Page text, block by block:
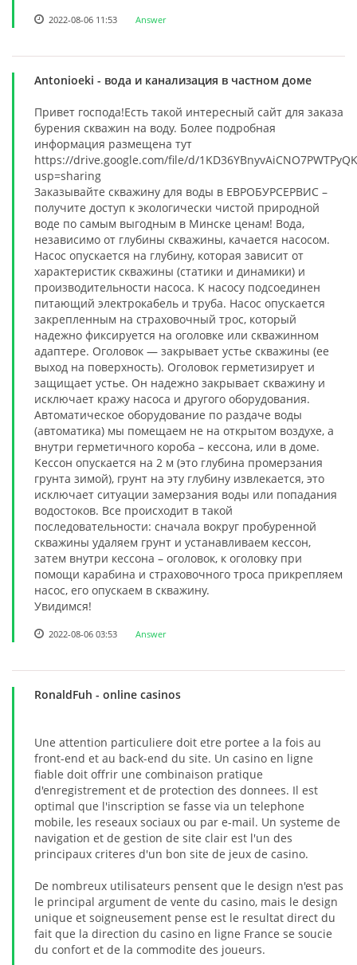
2022-08-06 11:53 Answer
Antonioeki - вода и канализация в частном доме
Привет господа!Есть такой интересный сайт для заказа
бурения скважин на воду. Более подробная
информация размещена тут
https://drive.google.com/file/d/
usp=sharing
Заказывайте скважину для воды в ЕВРОБУРСЕРВИС –
получите доступ к экологически чистой природной
воде по самым выгодным в Минске ценам! Вода,
независимо от глубины скважины, качается насосом.
Насос опускается на глубину, которая зависит от
характеристик скважины (статики и динамики) и
производительности насоса. К насосу подсоединен
питающий электрокабель и труба. Насос опускается
закрепленным на страховочный трос, который
надежно фиксируется на оголовке или скважинном
адаптере. Оголовок — закрывает устье скважины (ее
выход на поверхность). Оголовок герметизирует и
защищает устье. Он надежно закрывает скважину и
исключает кражу насоса и другого оборудования.
Автоматическое оборудование по раздаче воды
(автоматика) мы помещаем не на открытом воздухе, а
внутри герметичного короба – кессона, или в доме.
Кессон опускается на 2 м (это глубина промерзания
грунта зимой), грунт на эту глубину извлекается, это
исключает ситуации замерзания воды или попадания
водостоков. Все происходит в такой
последовательности: сначала вокруг пробуренной
скважины удаляем грунт и устанавливаем кессон,
затем внутри кессона – оголовок, к оголовку при
помощи карабина и страховочного троса прикрепляем
насос, его опускаем в скважину.
Увидимся!
2022-08-06 03:53 Answer
RonaldFuh - online casinos
Une attention particuliere doit etre portee a la fois au
front-end et au back-end du site. Un casino en ligne
fiable doit offrir une combinaison pratique
d'enregistrement et de protection des donnees. Il est
optimal que l'inscription se fasse via un telephone
mobile, les reseaux sociaux ou par e-mail. Un systeme de
navigation et de gestion de site clair est l'un des
principaux criteres d'un bon site de jeux de casino.
De nombreux utilisateurs pensent que le design n'est pas
le principal argument de vente du casino, mais le design
unique et soigneusement pense est le resultat direct du
fait que la direction du casino en ligne France se soucie
du confort et de la commodite des joueurs.